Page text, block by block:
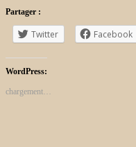
Partager :
Twitter Facebook
WordPress:
chargement…